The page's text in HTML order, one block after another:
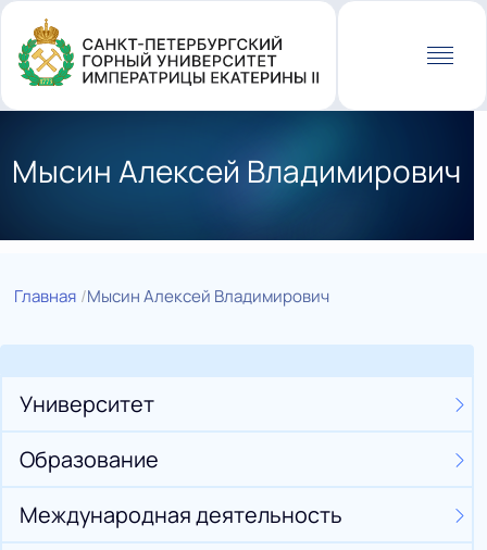
Перейти
основному
содержанию
Мысин Алексей Владимирович
Главная Мысин Алексей Владимирович
Университет
Образование
Международная деятельность